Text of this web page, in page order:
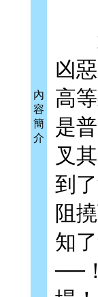
內
容
簡
介
武
凶
高
是
叉
到
阻
知
──